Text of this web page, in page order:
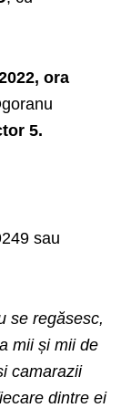
ora
5.
sau
se regăsesc,
mii și mii de
camarazii
dintre ei